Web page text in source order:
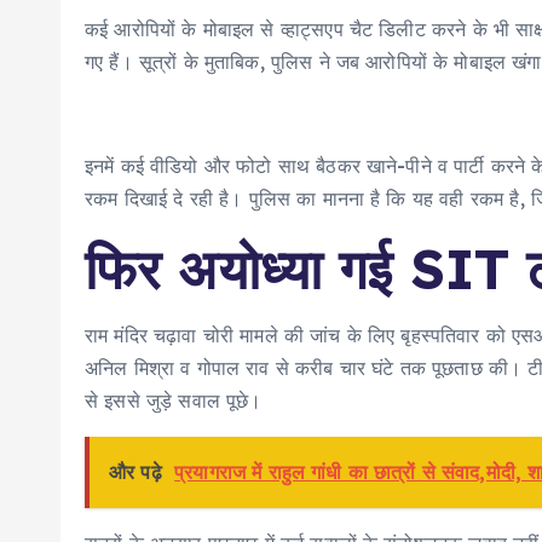
कई आरोपियों के मोबाइल से व्हाट्सएप चैट डिलीट करने के भी
गए हैं। सूत्रों के मुताबिक, पुलिस ने जब आरोपियों के मोबाइल
इनमें कई वीडियो और फोटो साथ बैठकर खाने-पीने व पार्टी
रकम दिखाई दे रही है। पुलिस का मानना है कि यह वही रकम
फिर अयोध्या गई SIT
राम मंदिर चढ़ावा चोरी मामले की जांच के लिए बृहस्पतिवार को
अनिल मिश्रा व गोपाल राव से करीब चार घंटे तक पूछताछ
से इससे जुड़े सवाल पूछे।
और पढ़े प्रयागराज में राहुल गांधी का छात्रों से